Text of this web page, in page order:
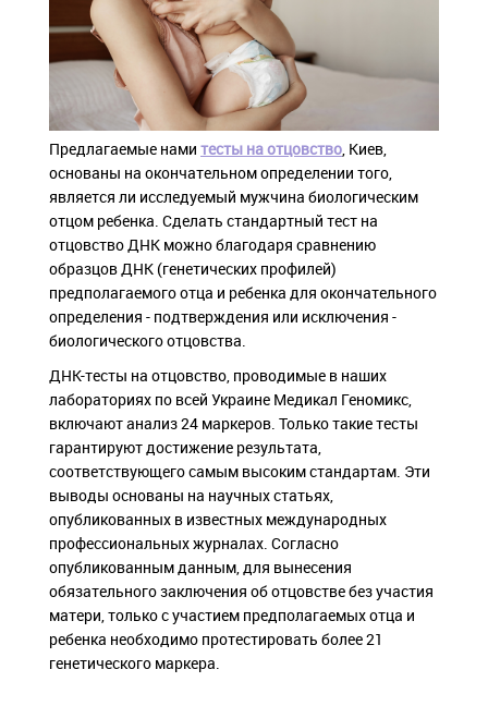
Предлагаемые нами тесты на отцовство , Киев,
основаны на окончательном определении того,
является ли исследуемый мужчина биологическим
отцом ребенка. Сделать стандартный тест на
отцовство ДНК можно благодаря сравнению
образцов ДНК (генетических профилей)
предполагаемого отца и ребенка для окончательного
определения - подтверждения или исключения -
биологического отцовства.
ДНК-тесты на отцовство, проводимые в наших
лабораториях по всей Украине Медикал Геномикс,
включают анализ 24 маркеров. Только такие тесты
гарантируют достижение результата,
соответствующего самым высоким стандартам. Эти
выводы основаны на научных статьях,
опубликованных в известных международных
профессиональных журналах. Согласно
опубликованным данным, для вынесения
обязательного заключения об отцовстве без участия
матери, только с участием предполагаемых отца и
ребенка необходимо протестировать более 21
генетического маркера.